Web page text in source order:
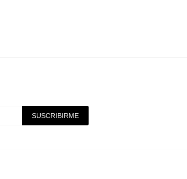
SUSCRIBIRME